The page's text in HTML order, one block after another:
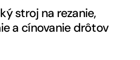
stroj na rezanie,
a cínovanie drôtov